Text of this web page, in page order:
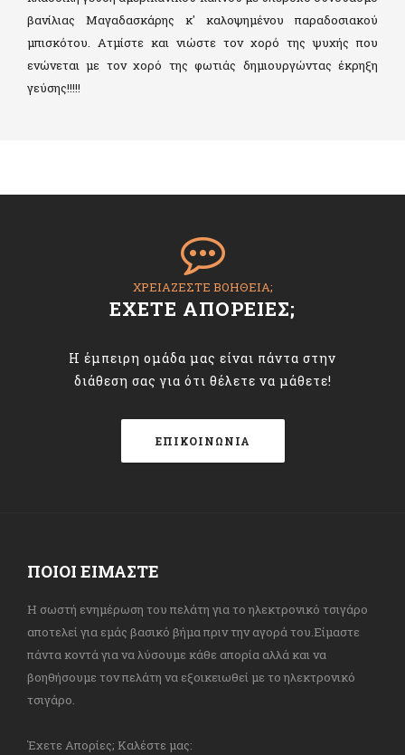
βανίλιας Μαγαδασκάρης κ' καλοψημένου παραδοσιακού
μπισκότου. Ατμίστε και νιώστε τον χορό της ψυχής που
ενώνεται με τον χορό της φωτιάς δημιουργώντας έκρηξη
γεύσης!!!!!
ΧΡΕΙΑΖΕΣΤΕ ΒΟΗΘΕΙΑ;
ΕΧΕΤΕ ΑΠΟΡΕΙΕΣ;
Η έμπειρη ομάδα μας είναι πάντα στην
διάθεση σας για ότι θέλετε να μάθετε!
ΕΠΙΚΟΙΝΩΝΙΑ
ΠΟΙΟΙ ΕΙΜΑΣΤΕ
Η σωστή ενημέρωση του πελάτη για το ηλεκτρονικό τσιγάρο
αποτελεί για εμάς βασικό βήμα πριν την αγορά του.Είμαστε
πάντα κοντά για να λύσουμε κάθε απορία αλλά και να
βοηθήσουμε τον πελάτη να εξοικειωθεί με το ηλεκτρονικό
τσιγάρο.
Έχετε Απορίες; Καλέστε μας: